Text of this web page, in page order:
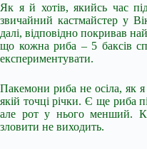
Як я й хотів, якийсь час
звичайний кастмайстер у
далі, відповідно покривав
що кожна риба – 5 баксів
експериментувати.
Пакемони риба не осіла, як я
якій точці річки. Є ще риба
але рот у нього менший.
зловити не виходить.